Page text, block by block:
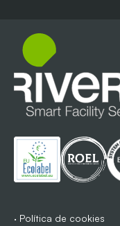
· Política de cookies